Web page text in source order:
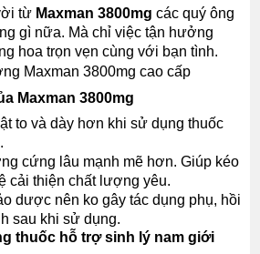
từ Maxman 3800mg các quý ông
gì nữa. Mà chỉ việc tận hưởng
hoa trọn vẹn cùng với bạn tình.
Maxman 3800mg
to và dày hơn khi sử dụng thuốc
cứng lâu mạnh mẽ hơn. Giúp kéo
cải thiện chất lượng yêu.
dược nên ko gây tác dụng phụ, hồi
sau khi sử dụng.
thuốc hỗ trợ sinh lý nam giới